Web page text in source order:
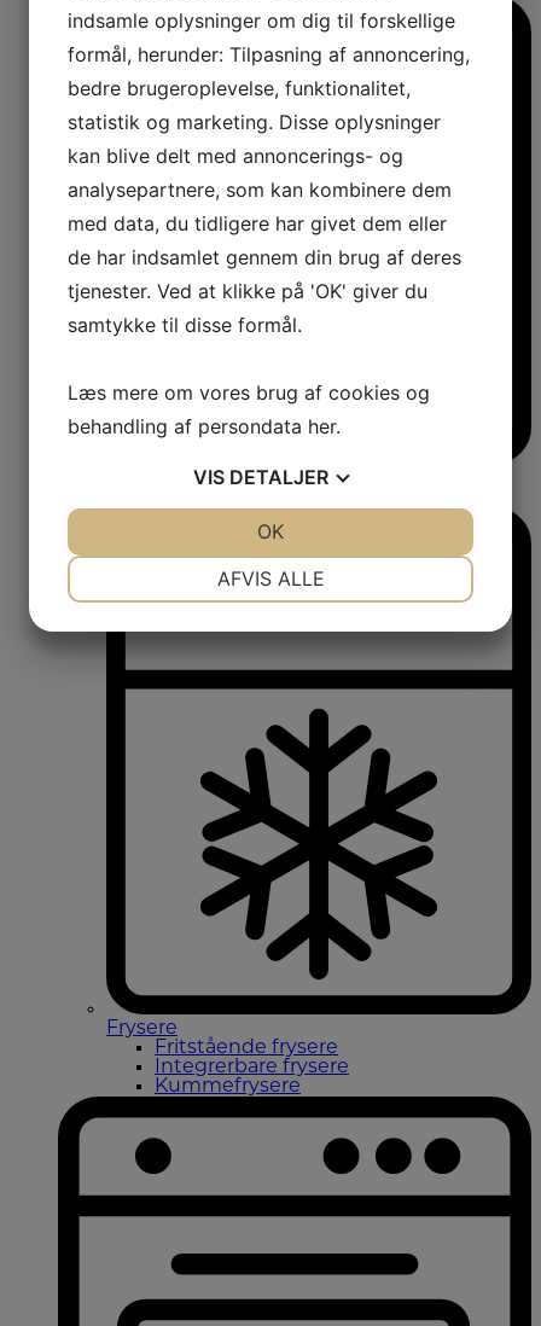
Vinkøleskabe
Frysere
Fritstående frysere
Integrerbare frysere
Kummefrysere
indsamle oplysninger om dig til forskellige
formål, herunder: Tilpasning af annoncering,
bedre brugeroplevelse, funktionalitet,
statistik og marketing. Disse oplysninger
kan blive delt med annoncerings- og
analysepartnere, som kan kombinere dem
med data, du tidligere har givet dem eller
de har indsamlet gennem din brug af deres
tjenester. Ved at klikke på 'OK' giver du
samtykke til disse formål.
Læs mere om vores brug af cookies og
behandling af persondata her.
VIS DETALJER
AFVIS ALLE
OK